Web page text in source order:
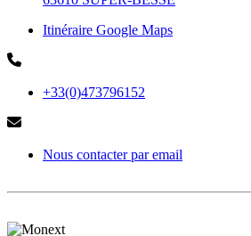
Itinéraire Google Maps
+33(0)473796152
Nous contacter par email